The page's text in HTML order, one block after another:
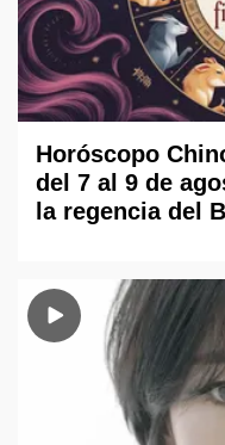
Horóscopo
del 7 al 9 de
la regencia del